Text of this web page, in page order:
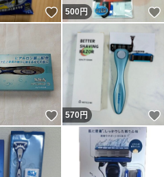
いいね！
500円
いいね！
570円